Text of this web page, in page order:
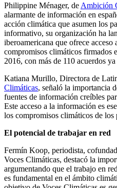
Philippine Ménager, de Ambición
alarmante de información en
acción climática que asumen los
informativo, su organización ha
iberoamericana que ofrece acceso
compromisos climáticos firmados
2016, con más de 110 acuerdos
Katiana Murillo, Directora de
Climáticas, señaló la importancia
fuentes de información creíbles
Este acceso a la información es
los compromisos climáticos de los
El potencial de trabajar en red
Fermín Koop, periodista,
Voces Climáticas, destacó la
argumentando que el trabajo en
es fundamental en el ámbito